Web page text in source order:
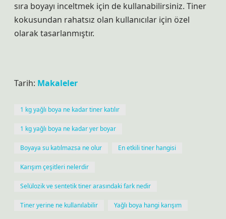
sıra boyayı inceltmek için de kullanabilirsiniz. Tiner
kokusundan rahatsız olan kullanıcılar için özel
olarak tasarlanmıştır.
Tarih: Makaleler
1 kg yağlı boya ne kadar tiner katılır
1 kg yağlı boya ne kadar yer boyar
Boyaya su katılmazsa ne olur En etkili tiner hangisi
Karışım çeşitleri nelerdir
Selülozik ve sentetik tiner arasındaki fark nedir
Tiner yerine ne kullanılabilir Yağlı boya hangi karışım